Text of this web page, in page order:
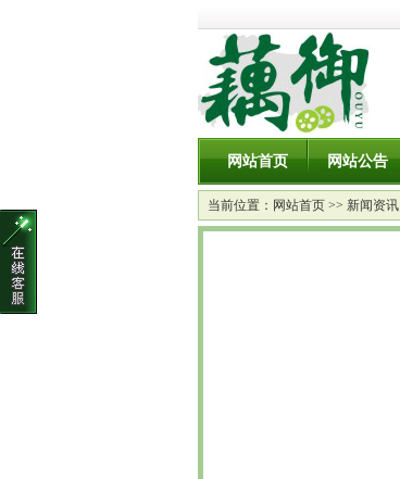
网站首页 网站公告
当前位置： 网站首页 >> 新闻资讯